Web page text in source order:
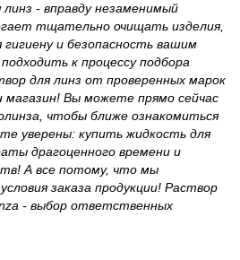
линз - вправду незаменимый
тщательно очищать изделия,
и безопасность вашим
к процессу подбора
для линз от проверенных марок
магазин! Вы можете прямо сейчас
чтобы ближе ознакомиться
уверены: купить жидкость для
драгоценного времени и
А все потому, что мы
заказа продукции! Раствор
- выбор ответственных